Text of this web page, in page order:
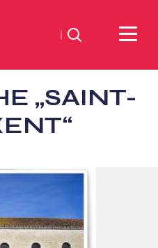
Suchen
„SAINT-